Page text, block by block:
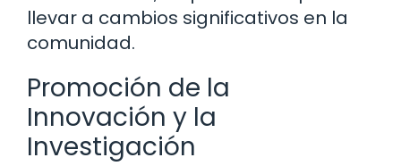
llevar a cambios significativos en la
comunidad.
Promoción de la
Innovación y la
Investigación